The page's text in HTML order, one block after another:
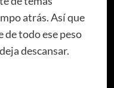
atrás. Así que
de todo ese peso
descansar.